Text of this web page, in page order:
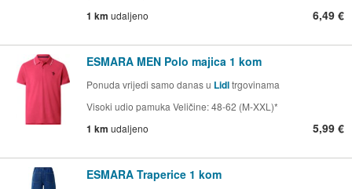
1 km udaljeno 6,49 €
ESMARA MEN Polo majica 1 kom
Ponuda vrijedi samo danas u Lidltrgovinama
Visoki udio pamuka Veličine: 48-62 (M-XXL)*
1 km udaljeno 5,99 €
ESMARA Traperice 1 kom